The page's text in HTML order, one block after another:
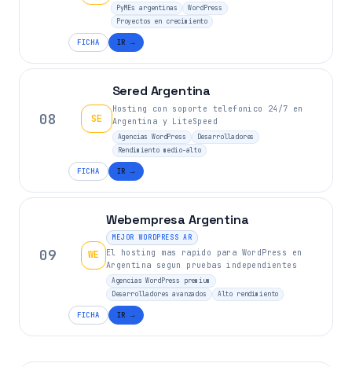
PyMEs argentinas
WordPress
Proyectos en crecimiento
FICHA IR →
08 SE
Sered Argentina
Hosting con soporte telefonico 24/7 en
Argentina y LiteSpeed
Agencias WordPress
Desarrolladores
Rendimiento medio-alto
FICHA IR →
09 WE
Webempresa Argentina
MEJOR WORDPRESS AR
El hosting mas rapido para WordPress en
Argentina segun pruebas independientes
Agencias WordPress premium
Desarrolladores avanzados
Alto rendimiento
FICHA IR →